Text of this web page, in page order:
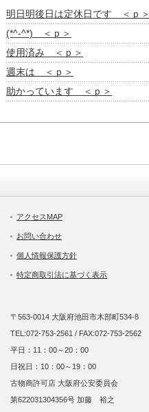
明日明後日は定休日です ＜ｐ＞
(*^-^*) ＜ｐ＞
使用済み ＜ｐ＞
週末は ＜ｐ＞
助かっています ＜ｐ＞
アクセスMAP
お問い合わせ
個人情報保護方針
特定商取引法に基づく表示
〒563-0014 大阪府池田市木部町534-8
TEL:072-753-2561 / FAX:072-753-2562
平日：11：00～20：00
日祝日：10：00～19：00
古物商許可店 大阪府公安委員会
第622031304356号 加藤 裕之